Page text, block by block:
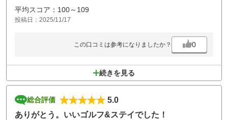
平均スコア：100～109
投稿日：2025/11/17
この口コミは参考になりましたか？ 0
続きを見る
総合評価
5.0
ありがとう。いいゴルフ&ステイでした！